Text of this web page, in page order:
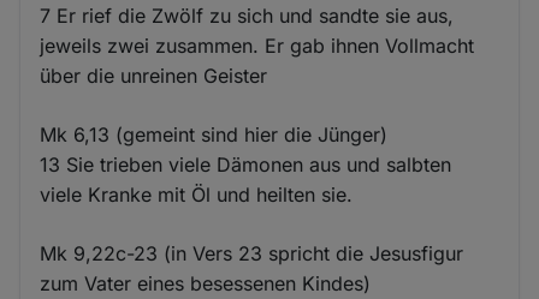
7 Er rief die Zwölf zu sich und sandte sie aus,
jeweils zwei zusammen. Er gab ihnen Vollmacht
über die unreinen Geister
Mk 6,13 (gemeint sind hier die Jünger)
13 Sie trieben viele Dämonen aus und salbten
viele Kranke mit Öl und heilten sie.
Mk 9,22c-23 (in Vers 23 spricht die Jesusfigur
zum Vater eines besessenen Kindes)